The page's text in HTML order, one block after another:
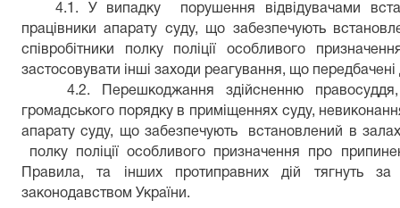
4.1. У випадку порушення відвідувачами
працівники апарату суду, що забезпечують
співробітники полку поліції особливого
застосовувати інші заходи реагування, що
4.2. Перешкоджання здійсненню
громадського порядку в приміщеннях суду,
апарату суду, що забезпечують встановлений в залах
полку поліції особливого призначення про
Правила, та інших протиправних дій тягнуть за
законодавством України.